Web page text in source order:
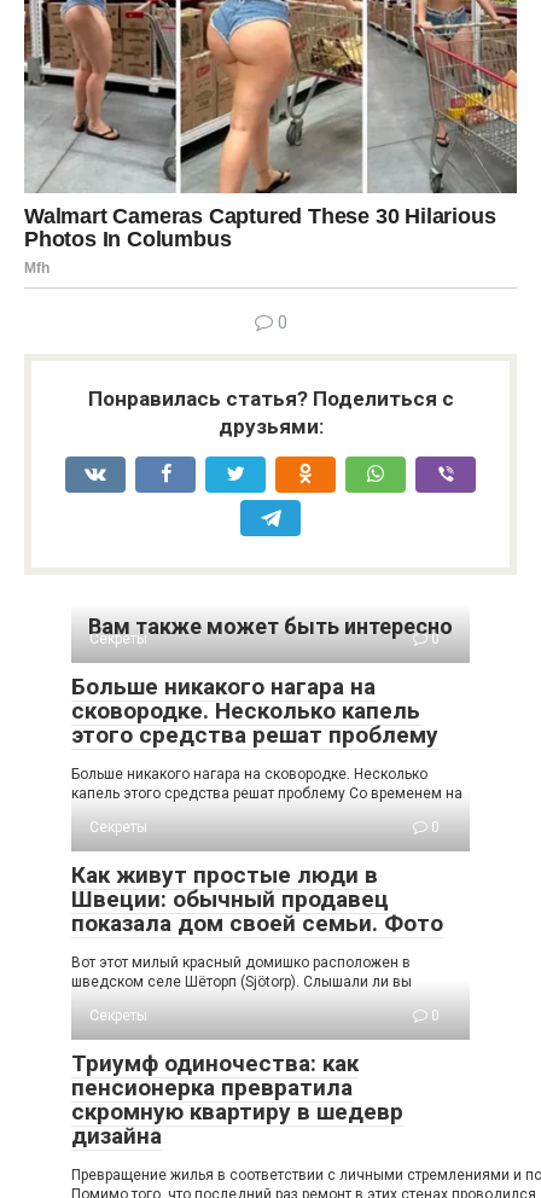
0
Понравилась статья? Поделиться с
друзьями:
Вам также может быть интересно
Секреты 0
Больше никакого нагара на
сковородке. Несколько капель
этого средства решат проблему
Больше никакого нагара на сковородке. Несколько
капель этого средства решат проблему Со временем на
Секреты
0
Как живут простые люди в
Швеции: обычный продавец
показала дом своей семьи. Фото
Вот этот милый красный домишко расположен в
шведском селе Шёторп (Sjötorp). Слышали ли вы
Секреты
0
Триумф одиночества: как
пенсионерка превратила
скромную квартиру в шедевр
дизайна
Превращение жилья в соответствии с личными стремлениями и
Помимо того, что последний раз ремонт в этих стенах